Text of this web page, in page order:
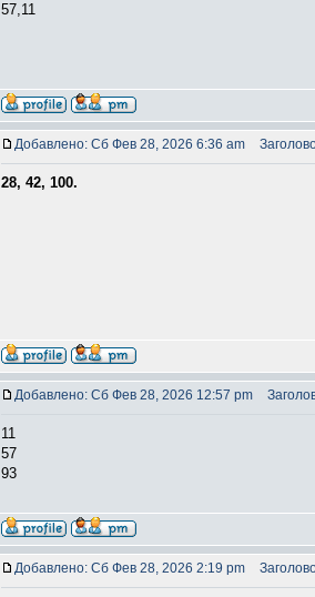
57,11
Добавлено: Сб Фев 28, 2026 6:36 am
28, 42, 100.
Добавлено: Сб Фев 28, 2026 12:57 pm
11
57
93
Добавлено: Сб Фев 28, 2026 2:19 pm